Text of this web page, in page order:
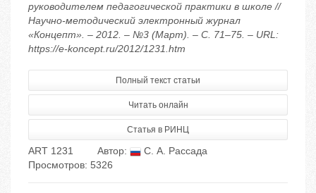
руководителем педагогической практики в школе //
Научно-методический электронный журнал
«Концепт». – 2012. – №3 (Март). – С. 71–75. – URL:
https://e-koncept.ru/2012/1231.htm
Полный текст статьи
Читать онлайн
Статья в РИНЦ
ART 1231 Автор:
С. А. Рассада
Просмотров: 5326